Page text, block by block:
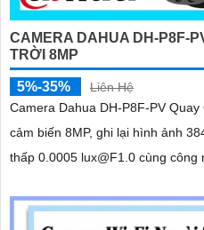
CAMERA DAHUA DH-P8F-
TRỜI 8MP
5%-35%
Liên Hệ
Camera Dahua DH-P8F-PV
cảm biến 8MP, ghi lại hình ảnh 3840 × 2160. Độ
thấp 0.0005 lux@F1.0 cùng công